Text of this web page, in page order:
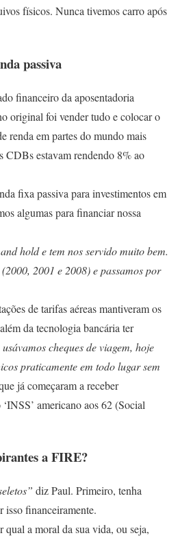
físicos. Nunca tivemos carro após
passiva
financeiro da aposentadoria
original foi vender tudo e colocar o
renda em partes do mundo mais
CDBs estavam rendendo 8% ao
fixa passiva para investimentos em
algumas para financiar nossa
hold e tem nos servido muito bem.
2001 e 2008) e passamos por
de tarifas aéreas mantiveram os
da tecnologia bancária ter
cheques de viagem, hoje
praticamente em todo lugar sem
já começaram a receber
americano aos 62 (Social
a FIRE?
diz Paul. Primeiro, tenha
isso financeiramente.
qual a moral da sua vida, ou seja,